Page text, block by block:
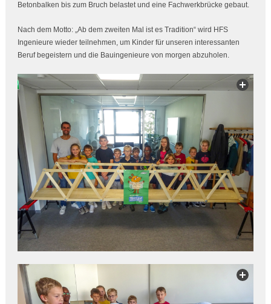
Betonbalken bis zum Bruch belastet und eine Fachwerkbrücke gebaut.
Nach dem Motto: „Ab dem zweiten Mal ist es Tradition“ wird HFS
Ingenieure wieder teilnehmen, um Kinder für unseren interessanten
Beruf begeistern und die Bauingenieure von morgen abzuholen.